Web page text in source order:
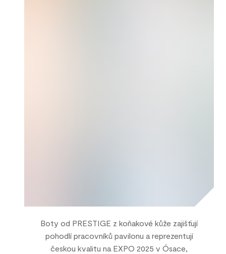
Boty od PRESTIGE z koňakové kůže zajišťují
pohodlí pracovníků pavilonu a reprezentují
českou kvalitu na EXPO 2025 v Ósace,